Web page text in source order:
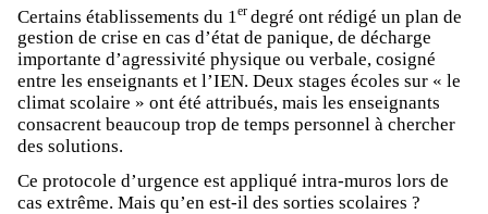
Certains établissements du 1 er degré ont rédigé un plan de
gestion de crise en cas d’état de panique, de décharge
importante d’agressivité physique ou verbale, cosigné
entre les enseignants et l’IEN. Deux stages écoles sur « le
climat scolaire » ont été attribués, mais les enseignants
consacrent beaucoup trop de temps personnel à chercher
des solutions.
Ce protocole d’urgence est appliqué intra-muros lors de
cas extrême. Mais qu’en est-il des sorties scolaires ?